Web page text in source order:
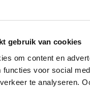
gebruik van cookies
om content en
functies voor social
te analyseren.
leerbedrijven
op de
aanvragen voor de
biedt. Er zijn twee
kunt maken: